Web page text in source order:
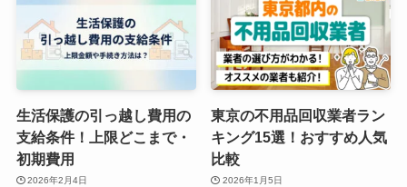
生活保護の引っ越し費用の
支給条件！上限どこまで・
初期費用
2026年2月4日
東京の不用品回収業者ラン
キング15選！おすすめ人気
比較
2026年1月5日